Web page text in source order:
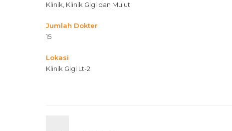
Klinik, Klinik Gigi dan Mulut
Jumlah Dokter
15
Lokasi
Klinik Gigi Lt-2